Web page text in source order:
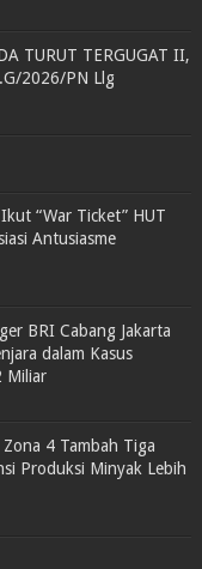
TURUT TERGUGAT II,
2026/PN Llg
“War Ticket” HUT
Antusiasme
BRI Cabang Jakarta
dalam Kasus
Miliar
4 Tambah Tiga
Produksi Minyak Lebih